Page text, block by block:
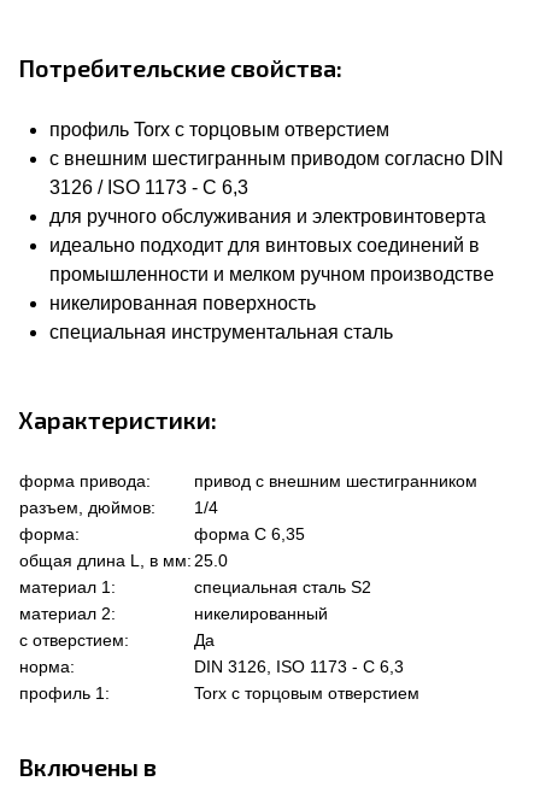
Потребительские свойства:
профиль Torx с торцовым отверстием
с внешним шестигранным приводом согласно DIN
3126 / ISO 1173 - C 6,3
для ручного обслуживания и электровинтоверта
идеально подходит для винтовых соединений в
промышленности и мелком ручном производстве
никелированная поверхность
специальная инструментальная сталь
Характеристики:
форма привода:
привод с внешним шестигранником
разъем, дюймов:
1/4
форма:
форма C 6,35
общая длина L, в мм: 25.0
материал 1:
специальная сталь S2
материал 2:
никелированный
с отверстием:
Да
норма:
DIN 3126, ISO 1173 - C 6,3
профиль 1:
Torx с торцовым отверстием
Включены в